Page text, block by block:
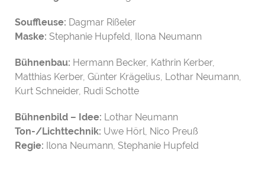
Souffleuse: Dagmar Rißeler
Maske: Stephanie Hupfeld, Ilona Neumann
Bühnenbau: Hermann Becker, Kathrin Kerber,
Matthias Kerber, Günter Krägelius, Lothar Neumann,
Kurt Schneider, Rudi Schotte
Bühnenbild – Idee: Lothar Neumann
Ton-/Lichttechnik: Uwe Hörl, Nico Preuß
Regie: Ilona Neumann, Stephanie Hupfeld